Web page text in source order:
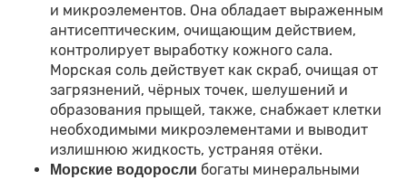
и микроэлементов. Она обладает выраженным
антисептическим, очищающим действием,
контролирует выработку кожного сала.
Морская соль действует как скраб, очищая от
загрязнений, чёрных точек, шелушений и
образования прыщей, также, снабжает клетки
необходимыми микроэлементами и выводит
излишнюю жидкость, устраняя отёки.
Морские водоросли богаты минеральными